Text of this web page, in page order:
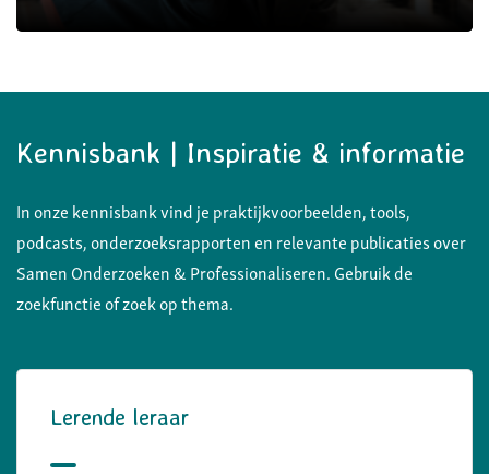
Kennisbank | Inspiratie & informatie
In onze kennisbank vind je praktijkvoorbeelden, tools,
podcasts, onderzoeksrapporten en relevante publicaties over
Samen Onderzoeken & Professionaliseren. Gebruik de
zoekfunctie of zoek op thema.
Lerende leraar